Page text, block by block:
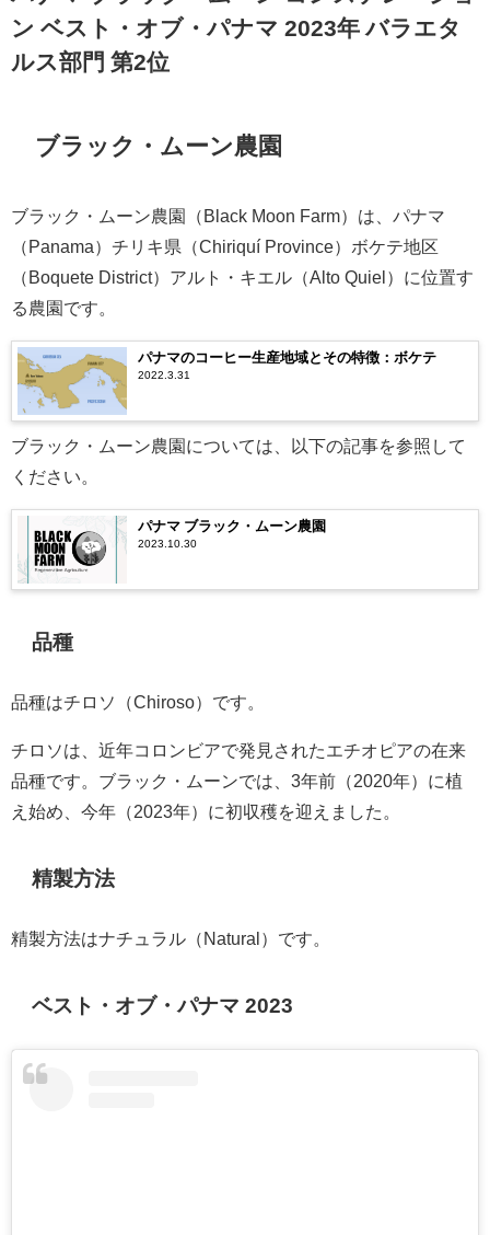
ン ベスト・オブ・パナマ 2023年 バラエタ
ルス部門 第2位
ブラック・ムーン農園
ブラック・ムーン農園（Black Moon Farm）は、パナマ
（Panama）チリキ県（Chiriquí Province）ボケテ地区
（Boquete District）アルト・キエル（Alto Quiel）に位置す
る農園です。
パナマのコーヒー生産地域とその特徴：ボケテ
2022.3.31
ブラック・ムーン農園については、以下の記事を参照して
ください。
パナマ ブラック・ムーン農園
2023.10.30
品種
品種はチロソ（Chiroso）です。
チロソは、近年コロンビアで発見されたエチオピアの在来
品種です。ブラック・ムーンでは、3年前（2020年）に植
え始め、今年（2023年）に初収穫を迎えました。
精製方法
精製方法はナチュラル（Natural）です。
ベスト・オブ・パナマ 2023